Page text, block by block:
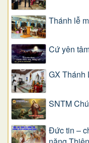
Thánh lễ
Cứ yên
GX Thánh
SNTM
Đức tin –